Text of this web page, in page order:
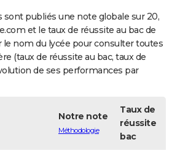
sont publiés une note globale sur 20,
et le taux de réussite au bac de
le nom du lycée pour consulter toutes
(taux de réussite au bac, taux de
de ses performances par
Notre note
Méthodologie
Taux de
réussite
bac